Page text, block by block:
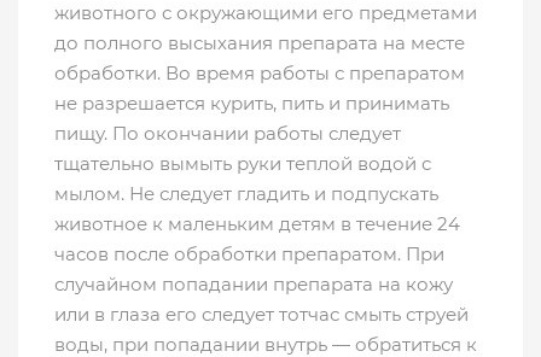
животного с окружающими его предметами
до полного высыхания препарата на месте
обработки. Во время работы с препаратом
не разрешается курить, пить и принимать
пищу. По окончании работы следует
тщательно вымыть руки теплой водой с
мылом. Не следует гладить и подпускать
животное к маленьким детям в течение 24
часов после обработки препаратом. При
случайном попадании препарата на кожу
или в глаза его следует тотчас смыть струей
воды, при попадании внутрь — обратиться к